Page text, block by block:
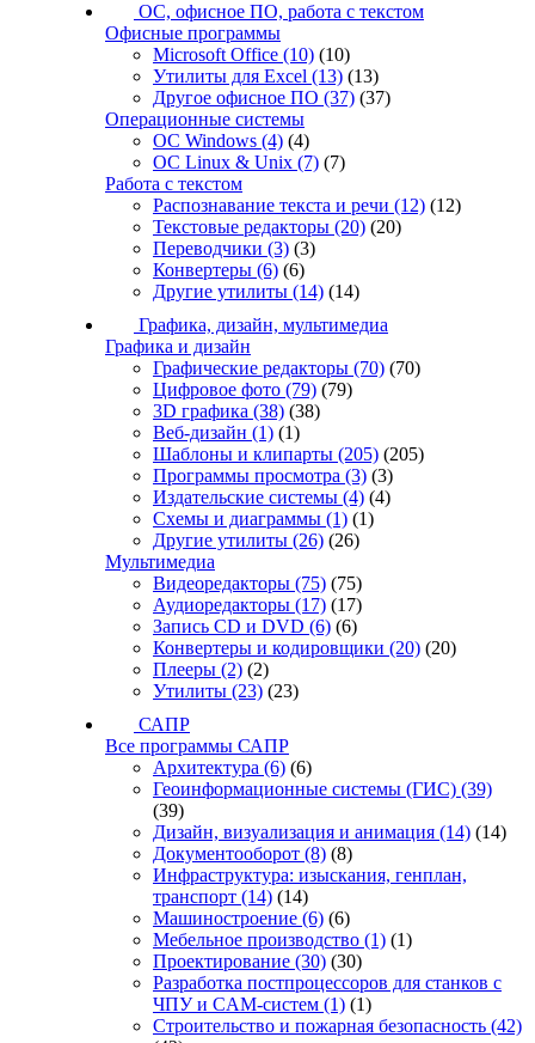
ОС, офисное ПО, работа с текстом
Офисные программы
Microsoft Office (10) (10)
Утилиты для Excel (13) (13)
Другое офисное ПО (37) (37)
Операционные системы
ОС Windows (4) (4)
ОС Linux & Unix (7) (7)
Работа с текстом
Распознавание текста и речи (12) (12)
Текстовые редакторы (20) (20)
Переводчики (3) (3)
Конвертеры (6) (6)
Другие утилиты (14) (14)
Графика, дизайн, мультимедиа
Графика и дизайн
Графические редакторы (70) (70)
Цифровое фото (79) (79)
3D графика (38) (38)
Веб-дизайн (1) (1)
Шаблоны и клипарты (205) (205)
Программы просмотра (3) (3)
Издательские системы (4) (4)
Схемы и диаграммы (1) (1)
Другие утилиты (26) (26)
Мультимедиа
Видеоредакторы (75) (75)
Аудиоредакторы (17) (17)
Запись CD и DVD (6) (6)
Конвертеры и кодировщики (20) (20)
Плееры (2) (2)
Утилиты (23) (23)
САПР
Все программы САПР
Архитектура (6) (6)
Геоинформационные системы (ГИС) (39)
(39)
Дизайн, визуализация и анимация (14) (14)
Документооборот (8) (8)
Инфраструктура: изыскания, генплан,
транспорт (14) (14)
Машиностроение (6) (6)
Мебельное производство (1) (1)
Проектирование (30) (30)
Разработка постпроцессоров для станков с
ЧПУ и CAM-систем (1) (1)
Строительство и пожарная безопасность (42)